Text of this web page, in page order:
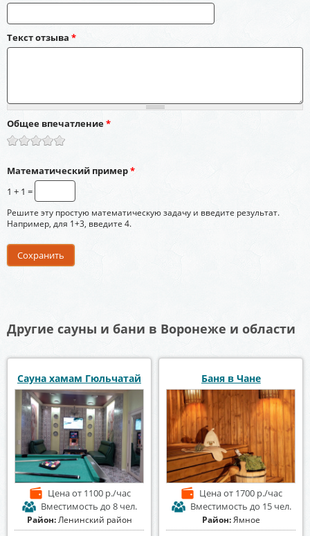
Текст отзыва *
Общее впечатление*
Математический пример*
1 + 1 =
Решите эту простую математическую задачу и введите результат.
Например, для 1+3, введите 4.
Другие сауны и бани в Воронеже и области
Сауна хамам Гюльчатай
Ценаот 1100 р./час
Вместимость до 8 чел.
Район:Ленинский район
Баня в Чане
Ценаот 1700 р./час
Вместимость до 15 чел.
Район:Ямное